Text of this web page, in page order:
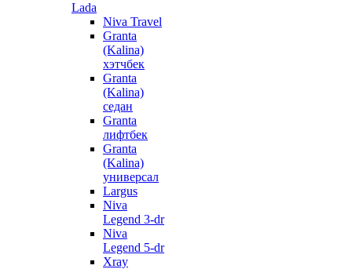
Lada
Niva Travel
Granta
(Kalina)
хэтчбек
Granta
(Kalina)
седан
Granta
лифтбек
Granta
(Kalina)
универсал
Largus
Niva
Legend 3-dr
Niva
Legend 5-dr
Xray